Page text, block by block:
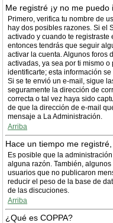
Me registré ¡y no me puedo
Primero, verifica tu nombre de
hay dos posibles razones. Si el
activado y cuando te registraste
entonces tendrás que seguir
activar la cuenta. Algunos foros
activadas, ya sea por ti mismo
identificarte; esta información
Si se te envió un e-mail, sigue
seguramente la dirección de
correcta o tal vez haya sido
de que la dirección de e-mail
mensaje a La Administración.
Arriba
Hace un tiempo me
Es posible que la
alguna razón. También,
usuarios que no publicaron
reducir el peso de la base de
de las discuciones.
Arriba
¿Qué es COPPA?